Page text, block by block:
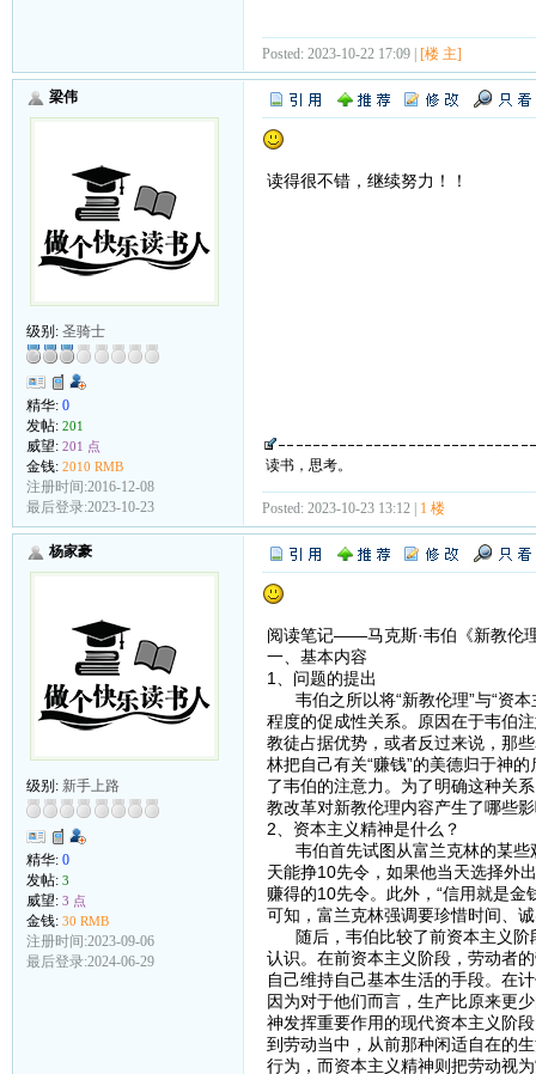
Posted: 2023-10-22 17:09 | [楼 主]
梁伟
级别: 圣骑士
精华: 0
发帖: 201
威望: 201 点
金钱: 2010 RMB
注册时间:2016-12-08
最后登录:2023-10-23
读得很不错，继续努力！！
读书，思考。
Posted: 2023-10-23 13:12 | 1 楼
杨家豪
级别: 新手上路
精华: 0
发帖: 3
威望: 3 点
金钱: 30 RMB
注册时间:2023-09-06
最后登录:2024-06-29
阅读笔记——马克斯·韦伯《新教伦
一、基本内容
1、问题的提出
韦伯之所以将“新教伦理”与“资本
程度的促成性关系。原因在于韦伯
教徒占据优势，或者反过来说，那
林把自己有关“赚钱”的美德归于神
了韦伯的注意力。为了明确这种关
教改革对新教伦理内容产生了哪些
2、资本主义精神是什么？
韦伯首先试图从富兰克林的某些
天能挣10先令，如果他当天选择外
赚得的10先令。此外，“信用就是
可知，富兰克林强调要珍惜时间、
随后，韦伯比较了前资本主义阶
认识。在前资本主义阶段，劳动者
自己维持自己基本生活的手段。在
因为对于他们而言，生产比原来更
神发挥重要作用的现代资本主义阶
到劳动当中，从前那种闲适自在的
行为，而资本主义精神则把劳动视为